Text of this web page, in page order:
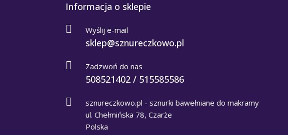
Informacja o sklepie
Wyślij e-mail
sklep@sznureczkowo.pl
Zadzwoń do nas
508521402 / 515585586
sznureczkowo.pl - sznurki bawełniane do makramy
ul. Chełmińska 78, Czarże
Polska